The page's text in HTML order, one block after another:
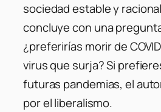
sociedad estable y
concluye con una
¿preferirías morir de
virus que surja? Si
futuras pandemias, el
por el liberalismo.